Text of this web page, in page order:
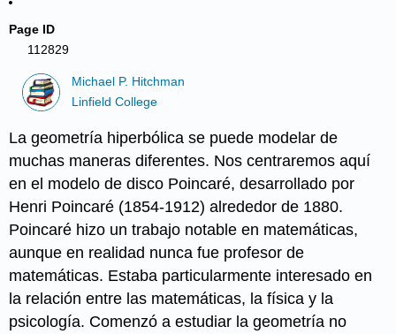
Page ID
112829
Michael P. Hitchman
Linfield College
La geometría hiperbólica se puede modelar de
muchas maneras diferentes. Nos centraremos aquí
en el modelo de disco Poincaré, desarrollado por
Henri Poincaré (1854-1912) alrededor de 1880.
Poincaré hizo un trabajo notable en matemáticas,
aunque en realidad nunca fue profesor de
matemáticas. Estaba particularmente interesado en
la relación entre las matemáticas, la física y la
psicología. Comenzó a estudiar la geometría no